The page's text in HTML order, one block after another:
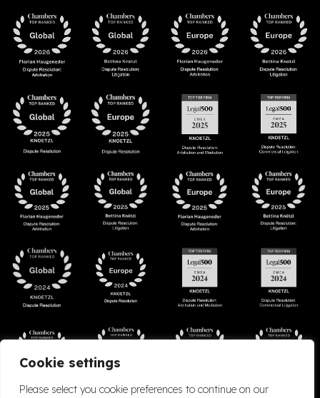
Cookie settings
Please select you cookie preferences to continue on our